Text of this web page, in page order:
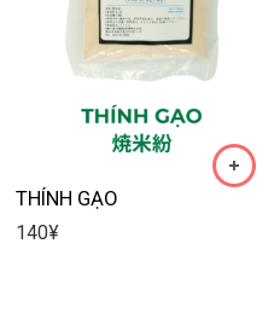
THÍNH GẠO
140¥